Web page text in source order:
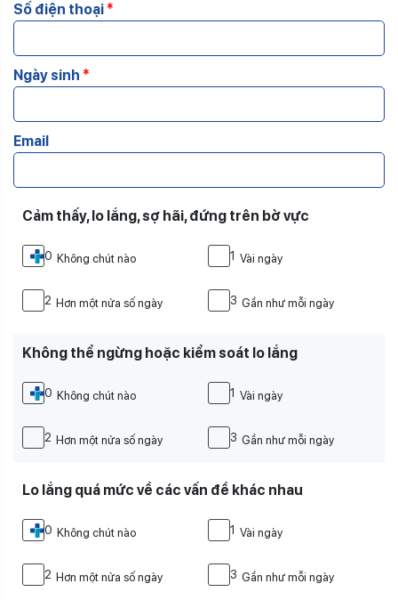
Số điện thoại *
Ngày sinh *
Email
Cảm thấy, lo lắng, sợ hãi, đứng trên bờ vực
0 Không chút nào 1 Vài ngày
2 Hơn một nửa số ngày 3 Gần như mỗi ngày
Không thể ngừng hoặc kiểm soát lo lắng
0 Không chút nào 1 Vài ngày
2 Hơn một nửa số ngày 3 Gần như mỗi ngày
Lo lắng quá mức về các vấn đề khác nhau
0 Không chút nào 1 Vài ngày
2 Hơn một nửa số ngày 3 Gần như mỗi ngày